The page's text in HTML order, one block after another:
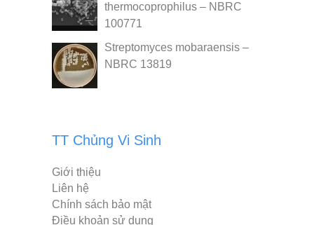
thermocoprophilus – NBRC
100771
Streptomyces mobaraensis –
NBRC 13819
TT Chủng Vi Sinh
Giới thiệu
Liên hệ
Chính sách bảo mật
Điều khoản sử dụng